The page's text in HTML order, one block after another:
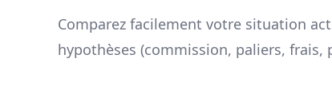
Comparez facilement votre situation
hypothèses (commission, paliers,